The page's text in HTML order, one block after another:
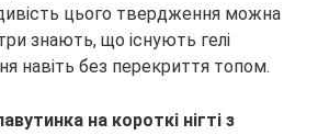
цього твердження можна
знають, що існують гелі
навіть без перекриття топом.
на короткі нігті з